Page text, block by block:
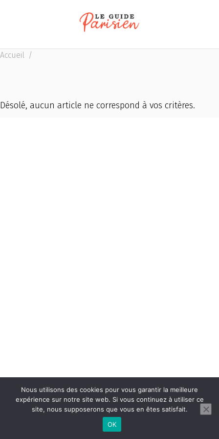
Accueil /
Désolé, aucun article ne correspond à vos critères.
Nous utilisons des cookies pour vous garantir la meilleure
expérience sur notre site web. Si vous continuez à utiliser ce
site, nous supposerons que vous en êtes satisfait.
OK